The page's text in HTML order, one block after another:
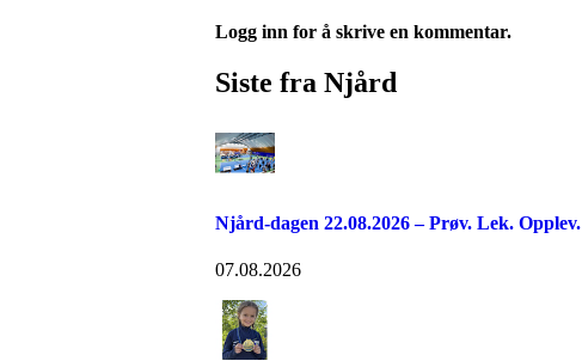
Logg inn for å skrive en kommentar.
Siste fra Njård
Njård-dagen 22.08.2026 – Prøv. Lek. Opplev.
07.08.2026